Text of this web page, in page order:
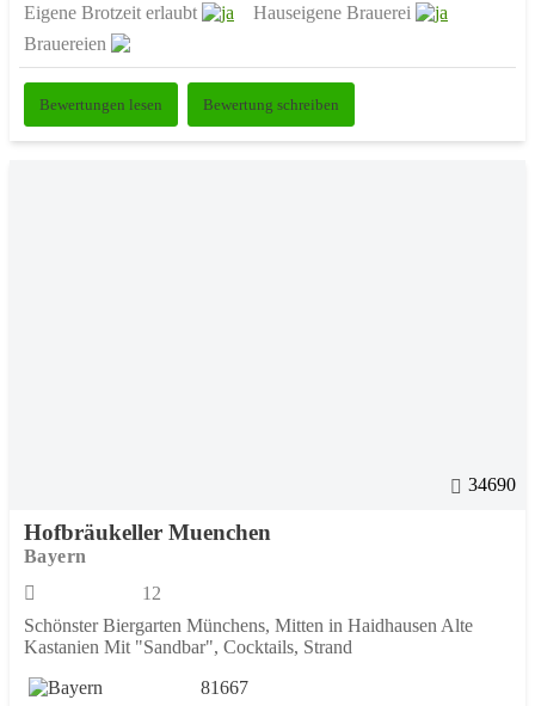
Eigene Brotzeit erlaubt
Hauseigene Brauerei
Brauereien
Bewertungen lesen Bewertung schreiben
34690
Hofbräukeller Muenchen
Bayern
12
Schönster Biergarten Münchens, Mitten in Haidhausen Alte
Kastanien Mit "Sandbar", Cocktails, Strand
81667